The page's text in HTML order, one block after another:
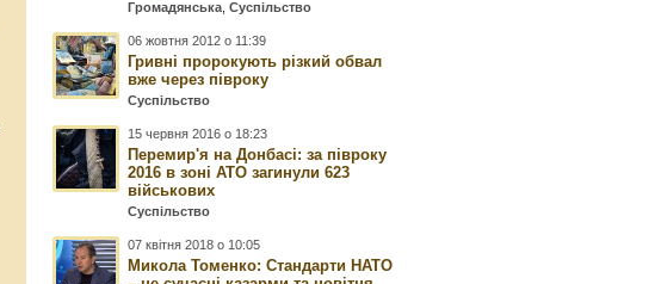
Громадянська ,Суспільство
06 жовтня 2012 о 11:39
Гривні пророкують різкий обвал
вже через півроку
Суспільство
15 червня 2016 о 18:23
Перемир'я на Донбасі: за півроку
2016 в зоні АТО загинули 623
військових
Суспільство
07 квітня 2018 о 10:05
Микола Томенко: Стандарти НАТО